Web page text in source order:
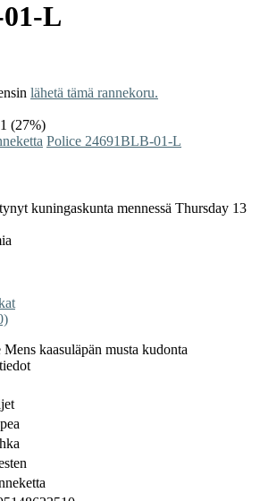
L
lähetä tämä rannekoru.
(27%)
Police 24691BLB-01-L
kuningaskunta mennessä Thursday 13
kaasuläpän musta kudonta